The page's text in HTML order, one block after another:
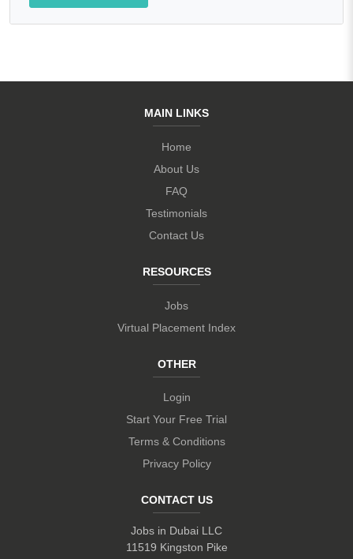
MAIN LINKS
Home
About Us
FAQ
Testimonials
Contact Us
RESOURCES
Jobs
Virtual Placement Index
OTHER
Login
Start Your Free Trial
Terms & Conditions
Privacy Policy
CONTACT US
Jobs in Dubai LLC
11519 Kingston Pike